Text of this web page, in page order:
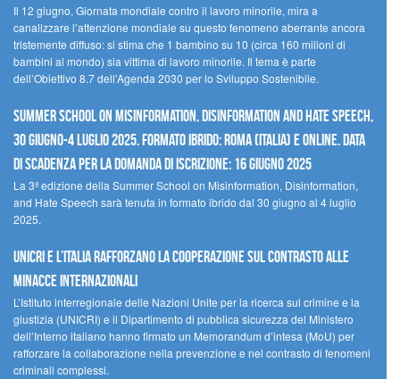
Il 12 giugno, Giornata mondiale contro il lavoro minorile, mira a
canalizzare l’attenzione mondiale su questo fenomeno aberrante ancora
tristemente diffuso: si stima che 1 bambino su 10 (circa 160 milioni di
bambini al mondo) sia vittima di lavoro minorile. Il tema è parte
dell’Obiettivo 8.7 dell’Agenda 2030 per lo Sviluppo Sostenibile.
Summer School on Misinformation, Disinformation and Hate Speech,
30 giugno-4 luglio 2025. Formato ibrido: Roma (Italia) e online. Data
di scadenza per la domanda di iscrizione: 16 giugno 2025
La 3ª edizione della Summer School on Misinformation, Disinformation,
and Hate Speech sarà tenuta in formato ibrido dal 30 giugno al 4 luglio
2025.
UNICRI e l’Italia rafforzano la cooperazione sul contrasto alle
minacce internazionali
L’Istituto interregionale delle Nazioni Unite per la ricerca sul crimine e la
giustizia (UNICRI) e il Dipartimento di pubblica sicurezza del Ministero
dell’Interno italiano hanno firmato un Memorandum d’intesa (MoU) per
rafforzare la collaborazione nella prevenzione e nel contrasto di fenomeni
criminali complessi.